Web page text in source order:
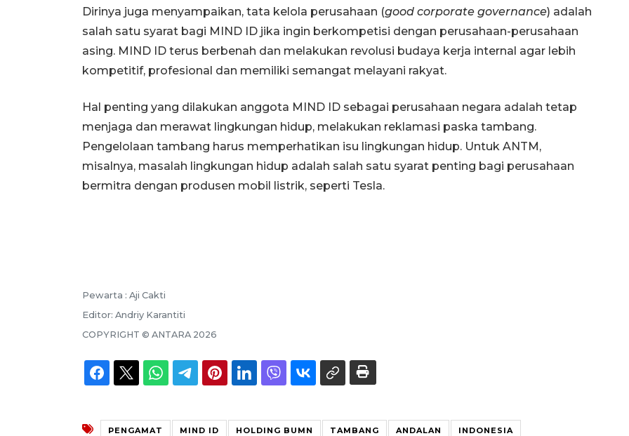
Dirinya juga menyampaikan, tata kelola perusahaan (good corporate governance) adalah
salah satu syarat bagi MIND ID jika ingin berkompetisi dengan perusahaan-perusahaan
asing. MIND ID terus berbenah dan melakukan revolusi budaya kerja internal agar lebih
kompetitif, profesional dan memiliki semangat melayani rakyat.
Hal penting yang dilakukan anggota MIND ID sebagai perusahaan negara adalah tetap
menjaga dan merawat lingkungan hidup, melakukan reklamasi paska tambang.
Pengelolaan tambang harus memperhatikan isu lingkungan hidup. Untuk ANTM,
misalnya, masalah lingkungan hidup adalah salah satu syarat penting bagi perusahaan
bermitra dengan produsen mobil listrik, seperti Tesla.
Pewarta : Aji Cakti
Editor: Andriy Karantiti
COPYRIGHT © ANTARA 2026
PENGAMAT MIND ID HOLDING BUMN TAMBANG ANDALAN INDONESIA